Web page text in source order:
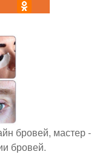
бровей, мастер -
бровей.